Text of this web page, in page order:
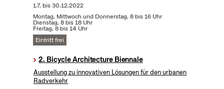
1.7. bis30.12.2022
Montag, Mittwoch und Donnerstag, 8 bis 16 Uhr
Dienstag, 8 bis 18 Uhr
Freitag, 8 bis 14 Uhr
Eintritt frei
2. Bicycle Architecture Biennale
Ausstellung zu innovativen Lösungen für den urbanen
Radverkehr